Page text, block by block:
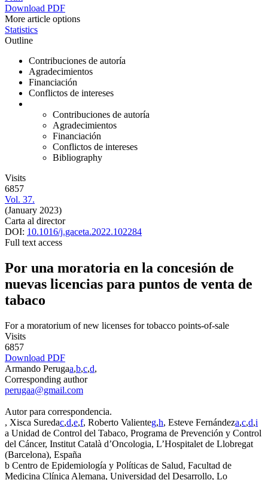
Download PDF
More article options
Statistics
Outline
Contribuciones de autoría
Agradecimientos
Financiación
Conflictos de intereses
Contribuciones de autoría
Agradecimientos
Financiación
Conflictos de intereses
Bibliography
Visits
6857
Vol. 37.
(January 2023)
Carta al director
DOI: 10.1016/j.gaceta.2022.102284
Full text access
Por una moratoria en la concesión de
nuevas licencias para puntos de venta de
tabaco
For a moratorium of new licenses for tobacco points-of-sale
Visits
6857
Download PDF
Armando Perugaa,b,c,d,
Corresponding author
perugaa@gmail.com
Autor para correspondencia.
, Xisca Suredac,d,e,f, Roberto Valienteg,h, Esteve Fernándeza,c,d,i
a Unidad de Control del Tabaco, Programa de Prevención y Control
del Cáncer, Institut Català d’Oncologia, L’Hospitalet de Llobregat
(Barcelona), España
b Centro de Epidemiología y Políticas de Salud, Facultad de
Medicina Clínica Alemana, Universidad del Desarrollo, Lo